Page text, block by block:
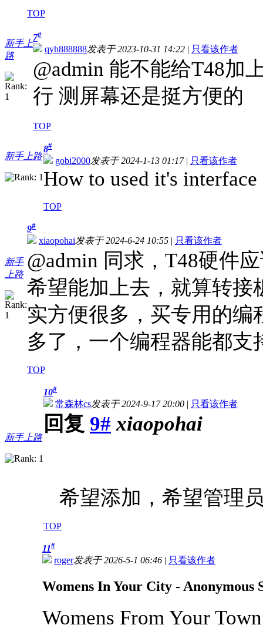
TOP
新手上
路
7#
qyh888888发表于 2023-10-31 14:22 | 只看该作者
@admin 能不能给T48加
行 测屏幕还是挺方便的
TOP
新手上路
8#
gobi2000发表于 2024-1-13 01:17| 只看该作者
How to used it's interface
TOP
新手
上路
9#
xiaopohai发表于 2024-6-24 10:55 | 只看该作者
@admin 同求，T48硬件
希望能加上去，就算转接
实方便很多，买专用的
多了，一个编程器能都支
TOP
新手上路
10#
常森林cs发表于 2024-9-17 20:00 | 只看该作者
回复 9# xiaopohai
希望添加，希望管理
TOP
11#
roger发表于 2026-5-1 06:46 | 只看该作者
Womens In Your City - Anonymous
Womens From Your